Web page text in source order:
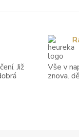
Již
Vše v
znova.